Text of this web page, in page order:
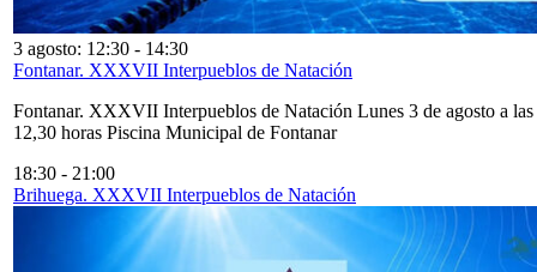
3 agosto: 12:30 - 14:30
Fontanar. XXXVII Interpueblos de Natación
Fontanar. XXXVII Interpueblos de Natación Lunes 3 de agosto a las
12,30 horas Piscina Municipal de Fontanar
18:30 - 21:00
Brihuega. XXXVII Interpueblos de Natación